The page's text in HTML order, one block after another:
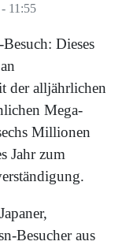
11:55
Dieses
der alljährlichen
Mega-
Millionen
Jahr zum
Besucher aus